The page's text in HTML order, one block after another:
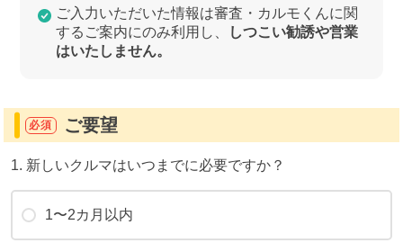
ご入力いただいた情報は審査・カルモくんに関
するご案内にのみ利用し、
しつこい勧誘や営業
はいたしません。
必須 ご要望
1. 新しいクルマはいつまでに必要ですか？
1〜2カ月以内